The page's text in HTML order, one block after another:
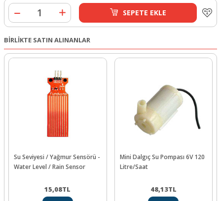
SEPETE EKLE
BİRLİKTE SATIN ALINANLAR
Su Seviyesi / Yağmur Sensörü -
Water Level / Rain Sensor
15,08TL
Mini Dalgıç Su Pompası 6V 120
Litre/Saat
48,13TL